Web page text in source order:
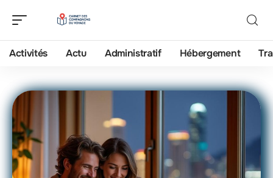
Activités Actu Administratif Hébergement